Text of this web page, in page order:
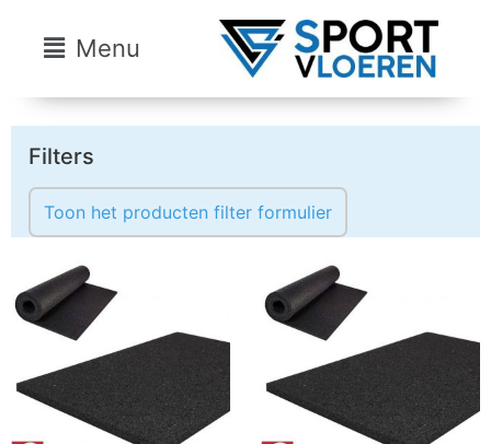
Menu
Filters
Toon het producten filter formulier